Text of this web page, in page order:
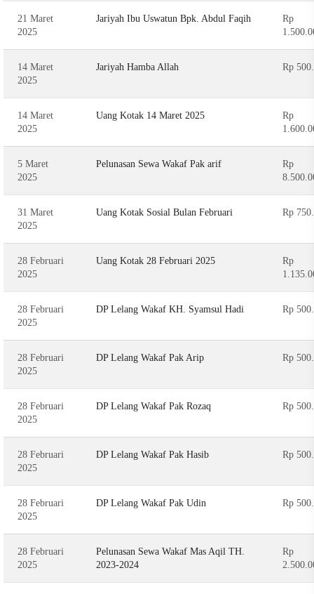
21 Maret
2025
Jariyah Ibu Uswatun Bpk. Abdul Faqih
Rp
14 Maret
2025
Jariyah Hamba Allah Rp
14 Maret
2025
Uang Kotak 14 Maret 2025
Rp
5 Maret
2025
Pelunasan Sewa Wakaf Pak arif
Rp
31 Maret
2025
Uang Kotak Sosial Bulan Februari Rp
28 Februari
2025
Uang Kotak 28 Februari 2025
Rp
28 Februari
2025
DP Lelang Wakaf KH. Syamsul Hadi Rp
28 Februari
2025
DP Lelang Wakaf Pak Arip Rp
28 Februari
2025
DP Lelang Wakaf Pak Rozaq Rp
28 Februari
2025
DP Lelang Wakaf Pak Hasib Rp
28 Februari
2025
DP Lelang Wakaf Pak Udin Rp
28 Februari
2025
Pelunasan Sewa Wakaf Mas Aqil TH.
2023-2024
Rp